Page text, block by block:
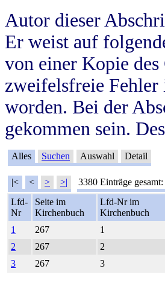
Autor dieser
Er weist auf
von einer Kopie
zweifelsfreie
worden. Bei der
gekommen sein.
Alles Suchen Auswahl Detail
|< < > >| 3380 Einträge gesamt:
Lfd-
Nr
Seite im
Kirchenbuch
Lfd-Nr im
Kirchenbuch
1
267 1
2
267 2
3
267 3